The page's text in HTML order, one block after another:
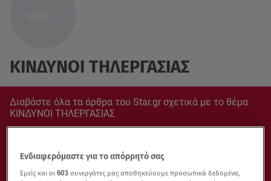
ΚΙΝΔΥΝΟΙ ΤΗΛΕΡΓΑΣΙΑΣ
Διαβάστε όλα τα άρθρα του Star.gr σχετικά με το θέμα
ΚΙΝΔΥΝΟΙ ΤΗΛΕΡΓΑΣΙΑΣ
Ενδιαφερόμαστε για το απόρρητό σας
Εμείς και οι603 συνεργάτες μας αποθηκεύουμε προσωπικά δεδομένα,